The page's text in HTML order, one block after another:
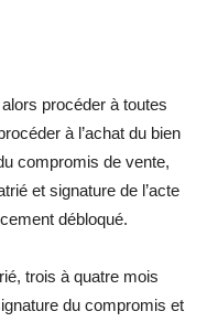
procéder à toutes
à l’achat du bien
compromis de vente,
et signature de l’acte
débloqué.
trois à quatre mois
du compromis et